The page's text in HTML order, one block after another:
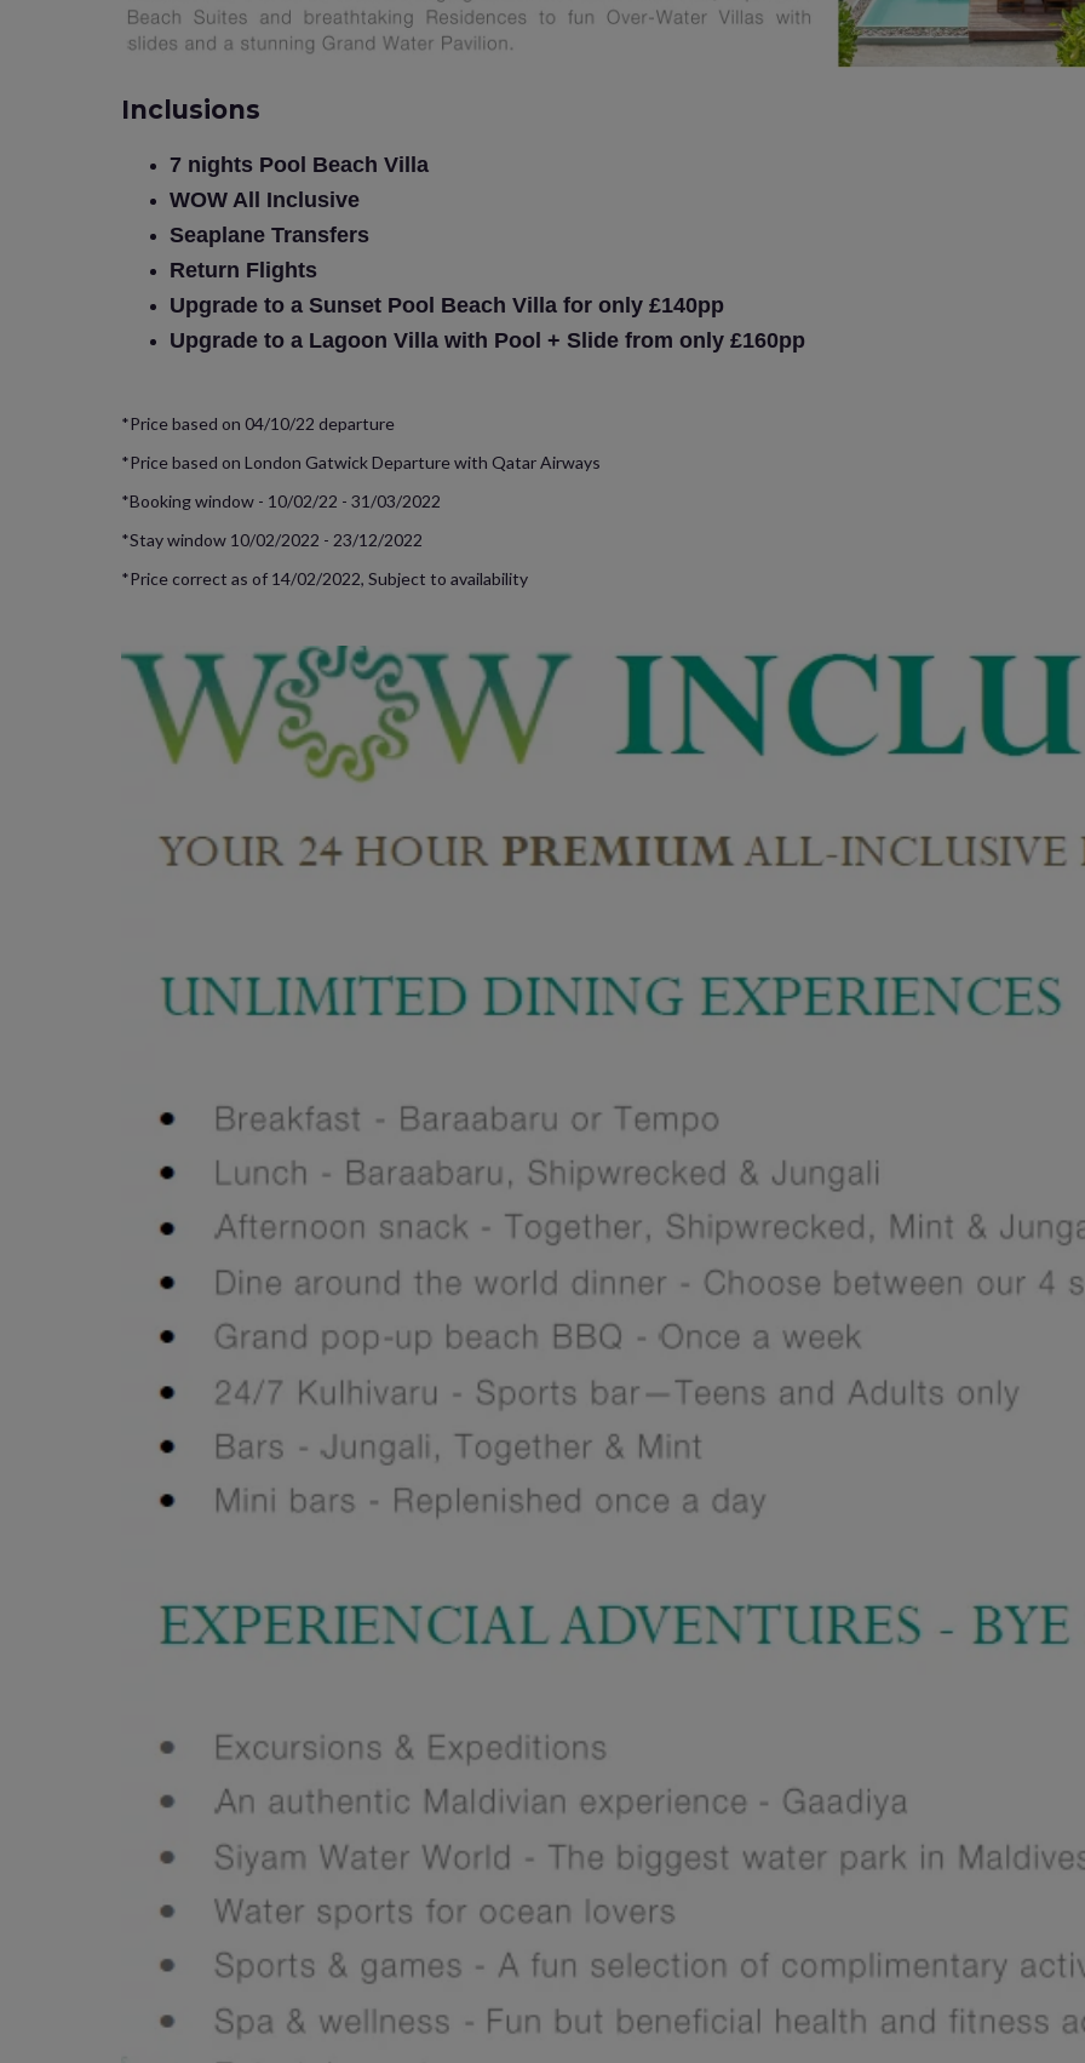
Inclusions
7 nights Pool Beach Villa
WOW All Inclusive
Seaplane Transfers
Return Flights
Upgrade to a Sunset Pool Beach Villa for only £140pp
Upgrade to a Lagoon Villa with Pool + Slide from only £160pp
*Price based on 04/10/22 departure
*Price based on London Gatwick Departure with Qatar Airways
*Booking window - 10/02/22 - 31/03/2022
*Stay window 10/02/2022 - 23/12/2022
*Price correct as of 14/02/2022, Subject to availability